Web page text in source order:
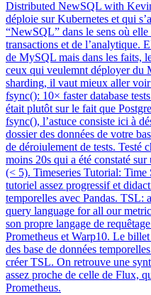
Distributed NewSQL with
déploie sur Kubernetes et qui
“NewSQL” dans le sens où
transactions et de l’analytique.
de MySQL mais dans les faits,
ceux qui veulemnt déployer du
sharding, il vaut mieux aller
fsync(): 10× faster database
était plutôt sur le fait que
fsync(), l’astuce consiste ici à
dossier des données de votre
de déroiulement de tests. Testé
moins 20s qui a été constaté
(< 5). Timeseries Tutorial: Time
tutoriel assez progressif et
temporelles avec Pandas. TSL:
query language for all our
son propre langage de
Prometheus et Warp10. Le
des base de données
créer TSL. On retrouve une
assez proche de celle de Flux,
Prometheus.